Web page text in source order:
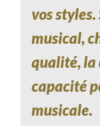
vos
musical,
qualité, la
capacité
musicale.